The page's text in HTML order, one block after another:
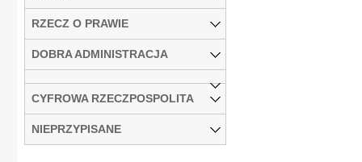
RZECZ O PRAWIE
DOBRA ADMINISTRACJA
CYFROWA RZECZPOSPOLITA
NIEPRZYPISANE